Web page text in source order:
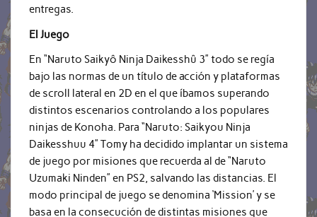
entregas.
El Juego
En “Naruto Saikyô Ninja Daikesshû 3” todo se regía
bajo las normas de un título de acción y plataformas
de scroll lateral en 2D en el que íbamos superando
distintos escenarios controlando a los populares
ninjas de Konoha. Para “Naruto: Saikyou Ninja
Daikesshuu 4” Tomy ha decidido implantar un sistema
de juego por misiones que recuerda al de “Naruto
Uzumaki Ninden” en PS2, salvando las distancias. El
modo principal de juego se denomina ‘Mission’ y se
basa en la consecución de distintas misiones que